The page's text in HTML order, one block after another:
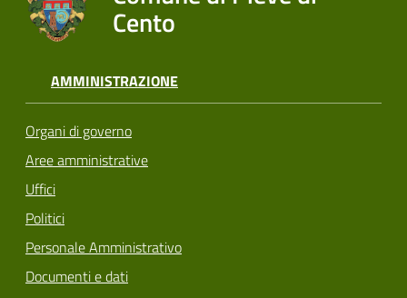
Cento
AMMINISTRAZIONE
Organi di governo
Aree amministrative
Uffici
Politici
Personale Amministrativo
Documenti e dati